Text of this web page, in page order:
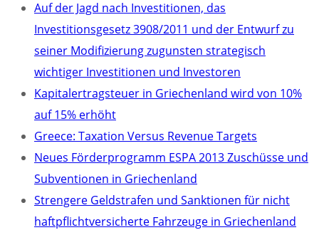
Auf der Jagd nach Investitionen, das
Investitionsgesetz 3908/2011 und der Entwurf zu
seiner Modifizierung zugunsten strategisch
wichtiger Investitionen und Investoren
Kapitalertragsteuer in Griechenland wird von 10%
auf 15% erhöht
Greece: Taxation Versus Revenue Targets
Neues Förderprogramm ESPA 2013 Zuschüsse und
Subventionen in Griechenland
Strengere Geldstrafen und Sanktionen für nicht
haftpflichtversicherte Fahrzeuge in Griechenland